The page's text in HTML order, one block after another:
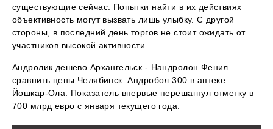
существующие сейчас. Попытки найти в их действиях
объективность могут вызвать лишь улыбку. С другой
стороны, в последний день торгов не стоит ожидать от
участников высокой активности.
Андролик дешево Архангельск - Нандролон Фенил
сравнить цены Челябинск: Андробол 300 в аптеке
Йошкар-Ола. Показатель впервые перешагнул отметку в
700 млрд евро с января текущего года.